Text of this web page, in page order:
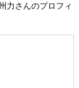
力さんのプロフィ